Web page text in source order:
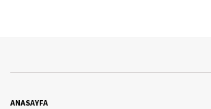
ANASAYFA